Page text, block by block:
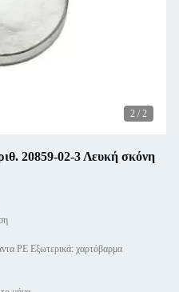
2 / 2
20859-02-3 Λευκή σκόνη
PE Εξωτερικά: χαρτόβαρμα